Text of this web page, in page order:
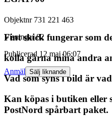
Fint skick fungerar som
kolla gärna mina andra
Vad som syns i bild är
Kan köpas i butiken eller
PostNord spårbart paket.
Objektnr 731 221 463
Visningar 82
Publicerad 12 maj 06:07
Anmäl Sälj liknande